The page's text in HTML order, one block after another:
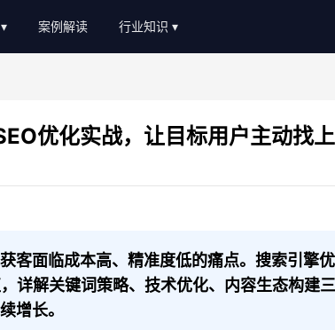
业
案例解读 行业知识
教程大全
名词大全
优化知识
优化实战，让目标用户主动找
客面临成本高、精准度低的痛点。搜索引擎优
详解关键词策略、技术优化、内容生态构建
增长。